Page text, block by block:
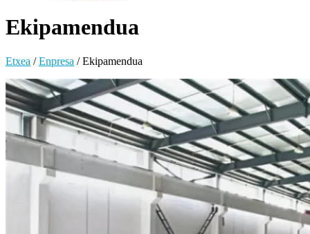
Ekipamendua
Etxea /Enpresa /Ekipamendua